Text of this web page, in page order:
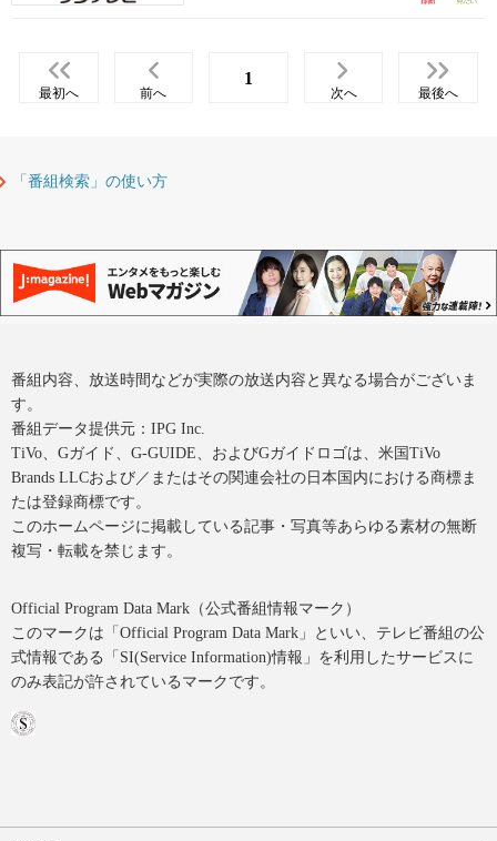
最初へ 前へ
1
次へ 最後へ
「番組検索」の使い方
番組内容、放送時間などが実際の放送内容と異なる場合がございま
す。
番組データ提供元：IPG Inc.
TiVo、Gガイド、G-GUIDE、およびGガイドロゴは、米国TiVo
Brands LLCおよび／またはその関連会社の日本国内における商標ま
たは登録商標です。
このホームページに掲載している記事・写真等あらゆる素材の無断
複写・転載を禁じます。
Official Program Data Mark（公式番組情報マーク）
このマークは「Official Program Data Mark」といい、テレビ番組の公
式情報である「SI(Service Information)情報」を利用したサービスに
のみ表記が許されているマークです。